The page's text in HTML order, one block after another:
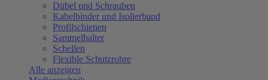
Dübel und Schrauben
Kabelbinder und Isolierband
Profilschienen
Sammelhalter
Schellen
Flexible Schutzrohre
Alle anzeigen